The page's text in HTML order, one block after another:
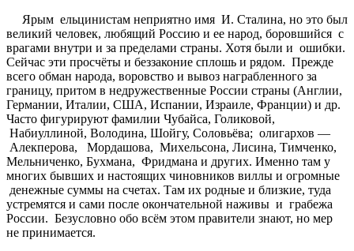
Ярым ельцинистам неприятно имя И. Сталина, но это был
великий человек, любящий Россию и ее народ, боровшийся с
врагами внутри и за пределами страны. Хотя были и ошибки.
Сейчас эти просчёты и беззаконие сплошь и рядом. Прежде
всего обман народа, воровство и вывоз награбленного за
границу, притом в недружественные России страны (Англии,
Германии, Италии, США, Испании, Израиле, Франции) и др.
Часто фигурируют фамилии Чубайса, Голиковой,
Набиуллиной, Володина, Шойгу, Соловьёва; олигархов —
Алекперова, Мордашова, Михельсона, Лисина, Тимченко,
Мельниченко, Бухмана, Фридмана и других. Именно там у
многих бывших и настоящих чиновников виллы и огромные
денежные суммы на счетах. Там их родные и близкие, туда
устремятся и сами после окончательной наживы и грабежа
России. Безусловно обо всём этом правители знают, но мер
не принимается.